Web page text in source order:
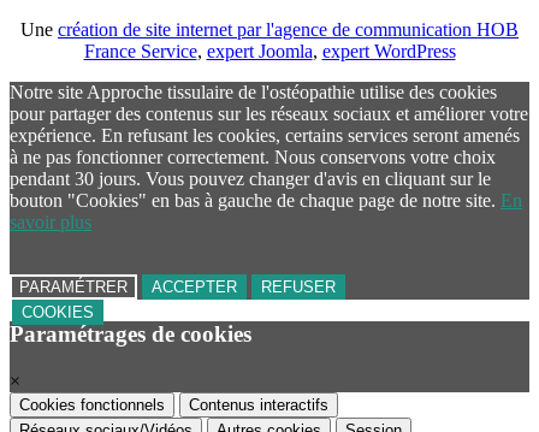
Une création de site internet par l'agence de communication HOB
France Service, expert Joomla, expert WordPress
Notre site Approche tissulaire de l'ostéopathie utilise des cookies
pour partager des contenus sur les réseaux sociaux et améliorer votre
expérience. En refusant les cookies, certains services seront amenés
à ne pas fonctionner correctement. Nous conservons votre choix
pendant 30 jours. Vous pouvez changer d'avis en cliquant sur le
bouton "Cookies" en bas à gauche de chaque page de notre site. En
savoir plus
PARAMÉTRER ACCEPTER
REFUSER
COOKIES
Paramétrages de cookies
×
Cookies fonctionnels
Contenus interactifs